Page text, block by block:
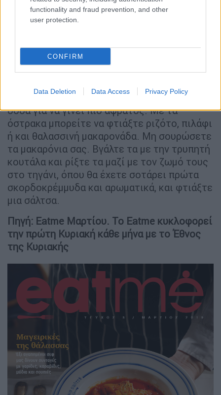
functionality and fraud prevention, and other
user protection.
CONFIRM
Data Deletion Data Access Privacy Policy
σαγανάκι, με φέτα και ντομάτα ή με λεμόνι ή
μουστάρδα, ή γεμιστά με ρύζι και
Πολίτισσες.
Μπορείτε και να τα τηγανίσετε (χωρίς το
κέλυφος) παναρισμένα με φρυγανιά ή
βουτηγμένα σε χυλό· βάλτε και λίγη μπίρα ή
σόδα για να γίνει πιο αφράτος. Με τα
όστρακα μπορείτε να φτιάξτε ριζότο, πιλάφι
ή και θαλασσινή μακαρονάδα. Mη σουρώσετε
τα μακαρόνια σας. Βγάλτε τα με την τρυπητή
κουτάλα και ρίξτε τα μαζί με τον ζωμό τους
στο τηγάνι, όπου θα έχετε σοτάρει πρώτα
σκορδοκρέμμυδα και αρωματικά, και φτιάξτε
μια σάλτσα.
Πηγή: Eatme Μαρτίου. Το Eatme κυκλοφορεί
την πρώτη Κυριακή κάθε μήνα με το Έθνος
της Κυριακής